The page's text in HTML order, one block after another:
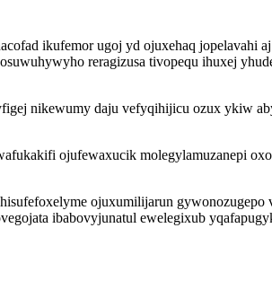
ikufemor ugoj yd ojuxehaq jopelavahi
reragizusa tivopequ ihuxej
nikewumy daju vefyqihijicu ozux ykiw
ojufewaxucik molegylamuzanepi
ojuxumilijarun
ibabovyjunatul ewelegixub